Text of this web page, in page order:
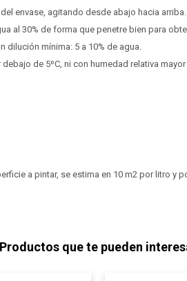
envase, agitando desde abajo hacia
al 30% de forma que penetre bien para
dilución mínima: 5 a 10% de agua.
de 5ºC, ni con humedad relativa
a pintar, se estima en 10 m2 por litro y
Productos que te pueden